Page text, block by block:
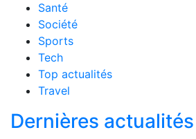
Santé
Société
Sports
Tech
Top actualités
Travel
Dernières actualités